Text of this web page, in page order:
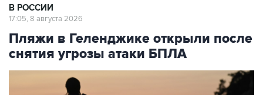
В РОССИИ
17:05, 8 августа 2026
Пляжи в Геленджике открыли после
снятия угрозы атаки БПЛА